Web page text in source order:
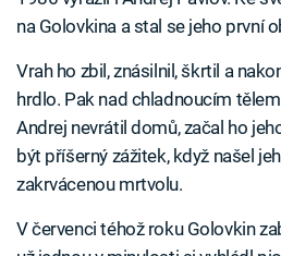
na Golovkina a stal se jeho první
Vrah ho zbil, znásilnil, škrtil a
hrdlo. Pak nad chladnoucím
Andrej nevrátil domů, začal ho
být příšerný zážitek, když našel
zakrvácenou mrtvolu.
V červenci téhož roku Golovkin